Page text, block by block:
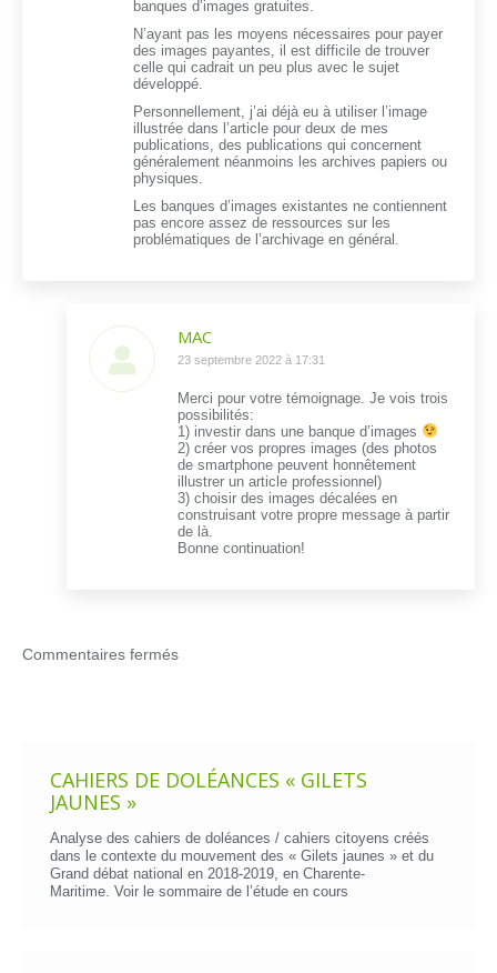
banques d’images gratuites.
N’ayant pas les moyens nécessaires pour payer
des images payantes, il est difficile de trouver
celle qui cadrait un peu plus avec le sujet
développé.
Personnellement, j’ai déjà eu à utiliser l’image
illustrée dans l’article pour deux de mes
publications, des publications qui concernent
généralement néanmoins les archives papiers ou
physiques.
Les banques d’images existantes ne contiennent
pas encore assez de ressources sur les
problématiques de l’archivage en général.
MAC
dit
23 septembre 2022 à 17:31
Merci pour votre témoignage. Je vois trois
possibilités:
1) investir dans une banque d’images
2) créer vos propres images (des photos
de smartphone peuvent honnêtement
illustrer un article professionnel)
3) choisir des images décalées en
construisant votre propre message à partir
de là.
Bonne continuation!
Commentaires fermés
CAHIERS DE DOLÉANCES « GILETS
JAUNES »
Analyse des cahiers de doléances / cahiers citoyens créés
dans le contexte du mouvement des « Gilets jaunes » et du
Grand débat national en 2018-2019, en Charente-
Maritime. Voir le sommaire de l’étude en cours